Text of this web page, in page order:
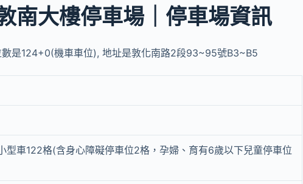
南大樓停車場｜停車場資訊
是124+0(機車車位), 地址是敦化南路2段93~95號B3~B5
型車122格(含身心障礙停車位2格，孕婦、育有6歲以下兒童停車位